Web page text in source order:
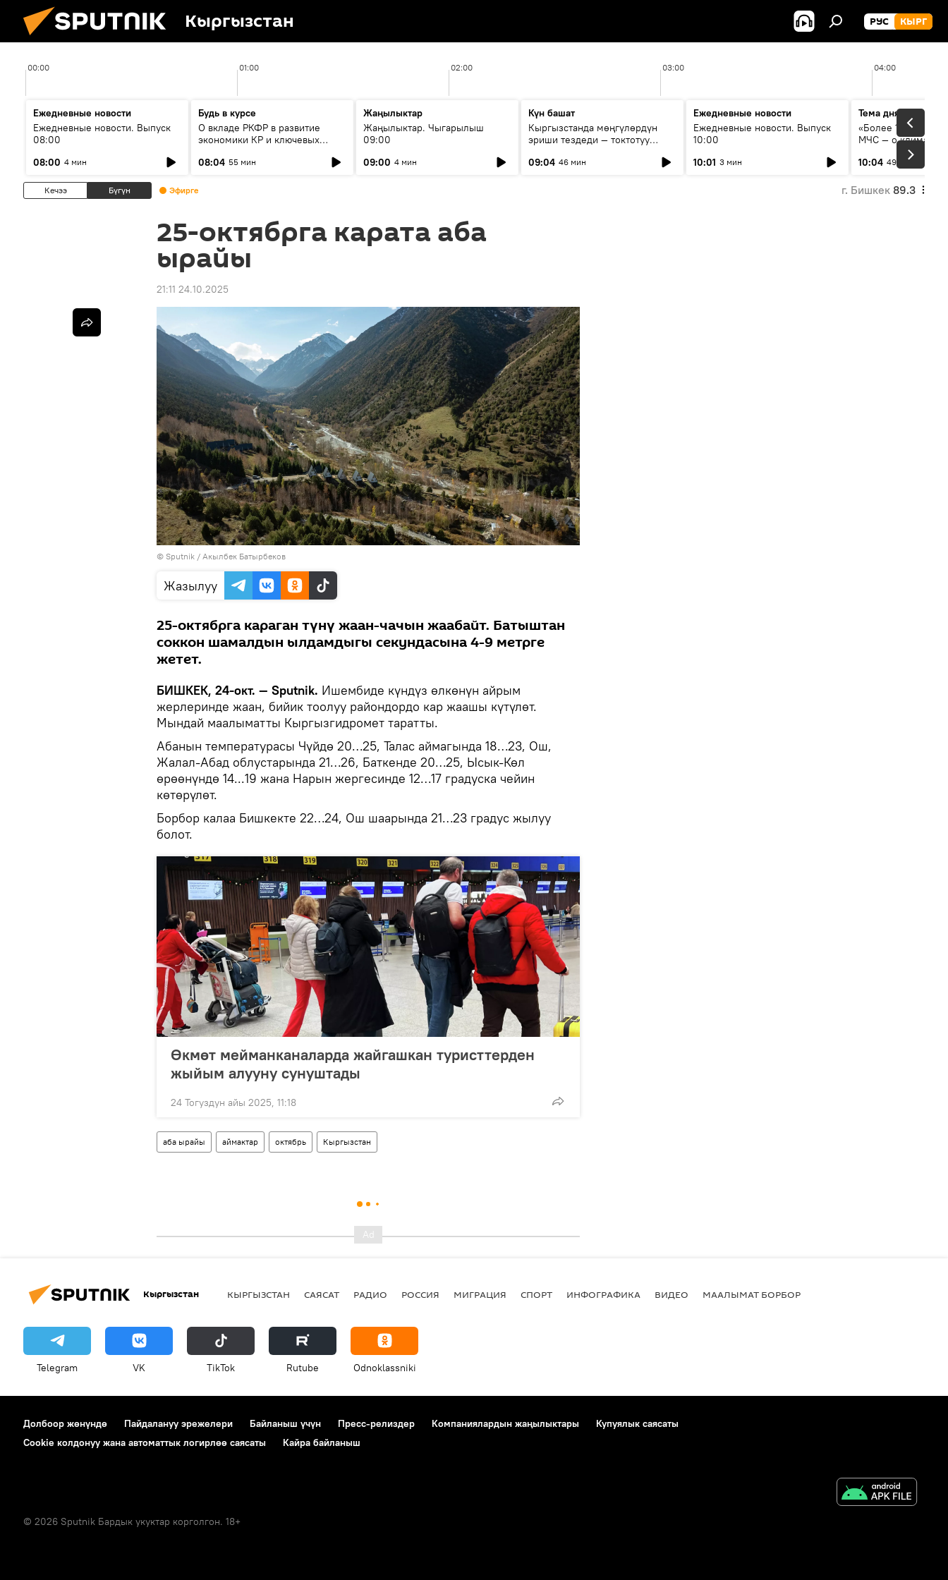
Кыргызстан РУС КЫРГ
00:00 01:00 02:00 03:00 04:00
Ежедневные новости
Ежедневные новости. Выпуск
08:00
08:00 4 мин
Будь в курсе
О вкладе РКФР в развитие
экономики КР и ключевых
08:04 55 мин
Жаңылыктар
Жаңылыктар. Чыгарылыш
09:00
09:00 4 мин
Күн башат
Кыргызстанда мөңгүлөрдүн
эриши тездеди — токтотуу
09:04 46 мин
Ежедневные новости
Ежедневные новости. Выпуск
10:00
10:01 3 мин
Тема дня
«Более 1200 сёл в
МЧС — о климате,
системе
населения
10:04 49 мин
Кечээ Бүгүн Эфирге г. Бишкек 89.3
25-октябрга карата аба
ырайы
21:11 24.10.2025
© Sputnik / Акылбек Батырбеков
Жазылуу
25-октябрга караган түнү жаан-чачын жаабайт. Батыштан
соккон шамалдын ылдамдыгы секундасына 4-9 метрге
жетет.
БИШКЕК, 24-окт. — Sputnik. Ишембиде күндүз өлкөнүн айрым
жерлеринде жаан, бийик тоолуу райондордо кар жаашы күтүлөт.
Мындай маалыматты Кыргызгидромет таратты.
Абанын температурасы Чүйдө 20…25, Талас аймагында 18…23, Ош,
Жалал-Абад облустарында 21…26, Баткенде 20…25, Ысык-Көл
өрөөнүндө 14...19 жана Нарын жергесинде 12…17 градуска чейин
көтөрүлөт.
Борбор калаа Бишкекте 22…24, Ош шаарында 21…23 градус жылуу
болот.
Өкмөт мейманканаларда жайгашкан туристтерден
жыйым алууну сунуштады
24 Тогуздун айы 2025, 11:18
аба ырайы аймактар октябрь Кыргызстан
Кыргызстан КЫРГЫЗСТАН САЯСАТ РАДИО РОССИЯ МИГРАЦИЯ СПОРТ ИНФОГРАФИКА ВИДЕО МААЛЫМАТ БОРБОР
Telegram VK ТikТоk Rutube Odnoklassniki
Долбоор жөнүндө Пайдалануу эрежелери Байланыш үчүн Пресс-релиздер Компаниялардын жаңылыктары
Купуялык саясаты
Cookie колдонуу жана автоматтык логирлөө саясаты
Кайра байланыш
© 2026 Sputnik Бардык укуктар корголгон. 18+